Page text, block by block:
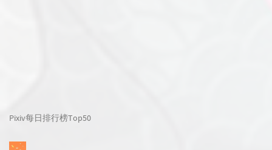
Pixiv每日排行榜Top50